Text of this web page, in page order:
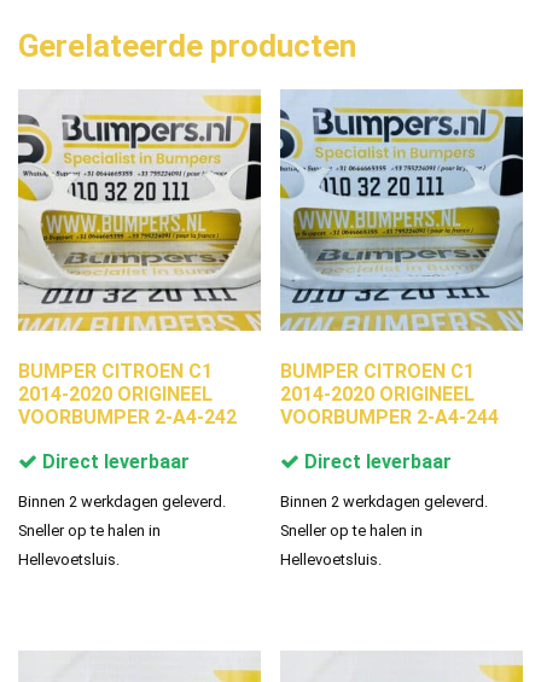
Gerelateerde producten
BUMPER CITROEN C1
2014-2020 ORIGINEEL
VOORBUMPER 2-A4-242
Direct leverbaar
Binnen 2 werkdagen geleverd.
Sneller op te halen in
Hellevoetsluis.
BUMPER CITROEN C1
2014-2020 ORIGINEEL
VOORBUMPER 2-A4-244
Direct leverbaar
Binnen 2 werkdagen geleverd.
Sneller op te halen in
Hellevoetsluis.